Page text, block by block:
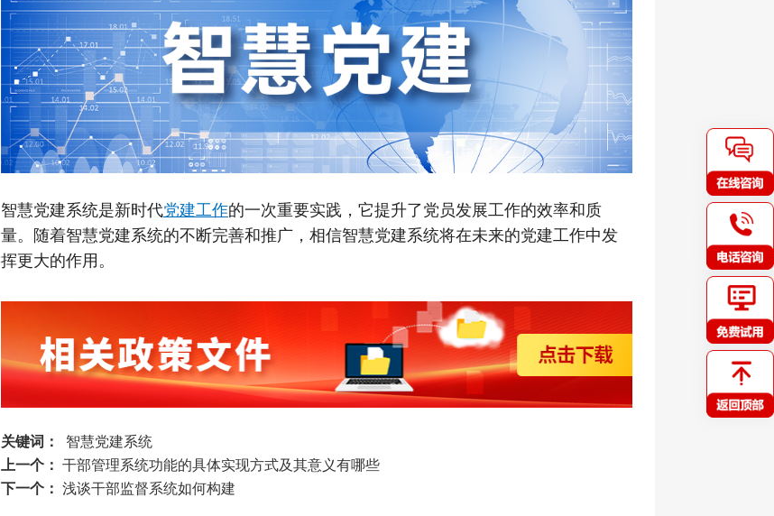
智慧党建系统是新时代党建工作的一次重要实践，它提升了党员发展工作的效率和质
量。随着智慧党建系统的不断完善和推广，相信智慧党建系统将在未来的党建工作中发
挥更大的作用。
关键词：
智慧党建系统
上一个： 干部管理系统功能的具体实现方式及其意义有哪些
下一个： 浅谈干部监督系统如何构建